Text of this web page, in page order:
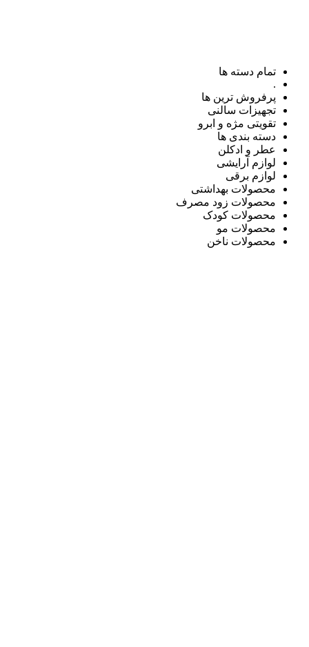
تمام دسته ها
.
پرفروش ترین ها
تجهیزات سالنی
تقویتی مژه و ابرو
دسته بندی ها
عطر و ادکلن
لوازم آرایشی
لوازم برقی
محصولات بهداشتی
محصولات زود مصرف
محصولات کودک
محصولات مو
محصولات ناخن